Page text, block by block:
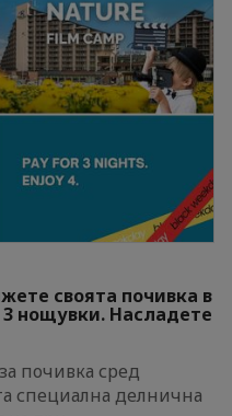
своята почивка в
нощувки. Насладете
почивка сред
специална делнична